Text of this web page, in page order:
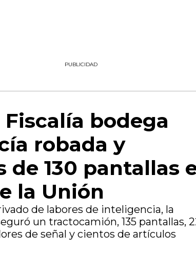
PUBLICIDAD
bodega
robada y
de 130 pantallas
la Unión
de labores de inteligencia, la
un tractocamión, 135 pantallas,
de señal y cientos de artículos